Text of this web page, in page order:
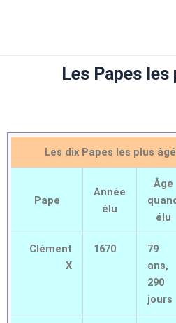
Les Papes
Les dix Papes les plus
Pape
Année
élu
Âge
quand
élu
Clément
X
1670
79
ans,
290
jours